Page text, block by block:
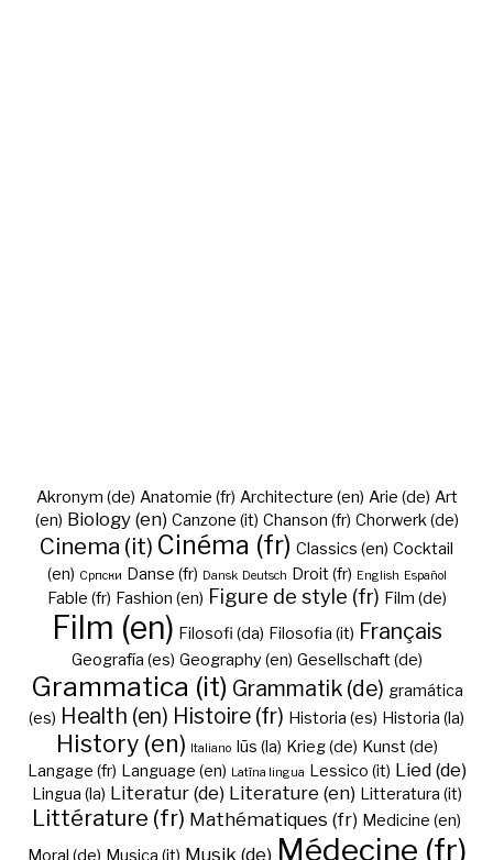
Akronym (de) Anatomie (fr) Architecture (en) Arie (de) Art
(en) Biology (en) Canzone (it) Chanson (fr) Chorwerk (de)
Cinema (it) Cinéma (fr) Classics (en) Cocktail
(en) Cрпски Danse (fr) Dansk Deutsch Droit (fr) English Español
Fable (fr) Fashion (en) Figure de style (fr) Film (de)
Film (en) Filosofi (da) Filosofia (it) Français
Geografía (es) Geography (en) Gesellschaft (de)
Grammatica (it) Grammatik (de) gramática
(es) Health (en) Histoire (fr) Historia (es) Historia (la)
History (en) Italiano Iūs (la) Krieg (de) Kunst (de)
Langage (fr) Language (en) Latīna lingua Lessico (it) Lied (de)
Lingua (la) Literatur (de) Literature (en) Litteratura (it)
Littérature (fr) Mathématiques (fr) Medicine (en)
Musik (de) Médecine (fr)